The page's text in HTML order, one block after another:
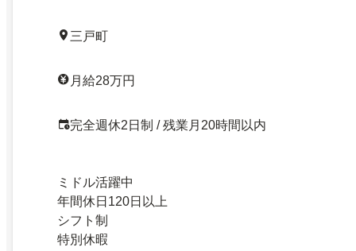
三戸町
月給28万円
完全週休2日制 / 残業月20時間以内
ミドル活躍中
年間休日120日以上
シフト制
特別休暇